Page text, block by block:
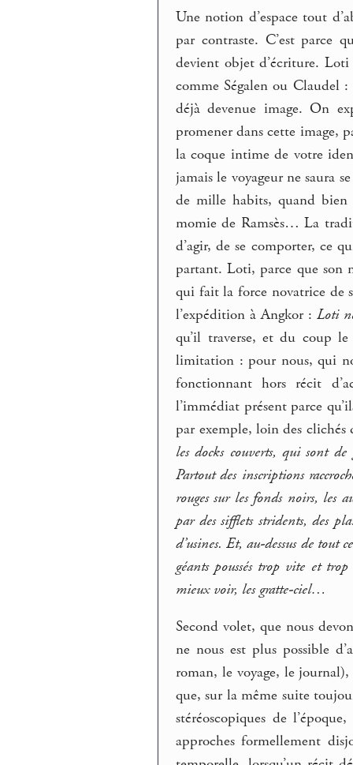
Une notion d’espace tout
par contraste. C’est parce
devient objet d’écriture.
comme Ségalen ou Claudel
déjà devenue image. On
promener dans cette image,
la coque intime de votre
jamais le voyageur ne saura
de mille habits, quand
momie de Ramsès… La
d’agir, de se comporter, ce
partant. Loti, parce que son
qui fait la force novatrice de
l’expédition à Angkor : Loti
qu’il traverse, et du coup
limitation : pour nous, qui
fonctionnant hors récit
l’immédiat présent parce
par exemple, loin des
les docks couverts, qui sont de
Partout des inscriptions
rouges sur les fonds noirs, les
par des sifflets stridents, des
d’usines. Et, au-dessus de tout
géants poussés trop vite et
mieux voir, les gratte-ciel…
Second volet, que nous
ne nous est plus possible
roman, le voyage, le
que, sur la même suite
stéréoscopiques de
approches formellement